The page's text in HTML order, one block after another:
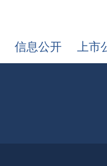
信息公开 上市